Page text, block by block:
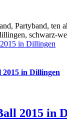
in Dillingen
2015 in Dillingen
2015 in